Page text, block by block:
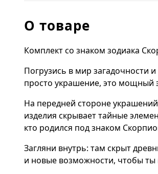
О товаре
Комплект со знаком зодиака
Погрузись в мир загадочности
просто украшение, это мощный
На передней стороне
изделия скрывает тайные
кто родился под знаком
Загляни внутрь: там скрыт
и новые возможности, чтобы